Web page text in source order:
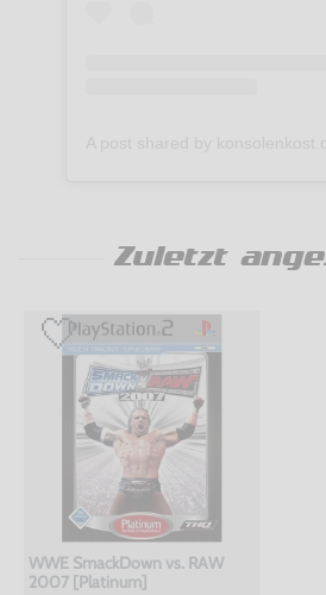
Zuletzt
WWE SmackDown vs. RAW
2007 [Platinum]